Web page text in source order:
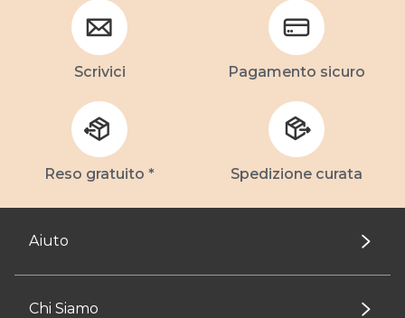
Scrivici Pagamento sicuro
Reso gratuito * Spedizione curata
Aiuto
Chi Siamo